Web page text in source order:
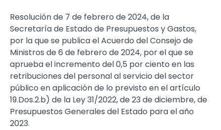
Resolución de 7 de febrero de 2024, de la
Secretaría de Estado de Presupuestos y Gastos,
por la que se publica el Acuerdo del Consejo de
Ministros de 6 de febrero de 2024, por el que se
aprueba el incremento del 0,5 por ciento en las
retribuciones del personal al servicio del sector
público en aplicación de lo previsto en el artículo
19.Dos.2.b) de la Ley 31/2022, de 23 de diciembre, de
Presupuestos Generales del Estado para el año
2023.